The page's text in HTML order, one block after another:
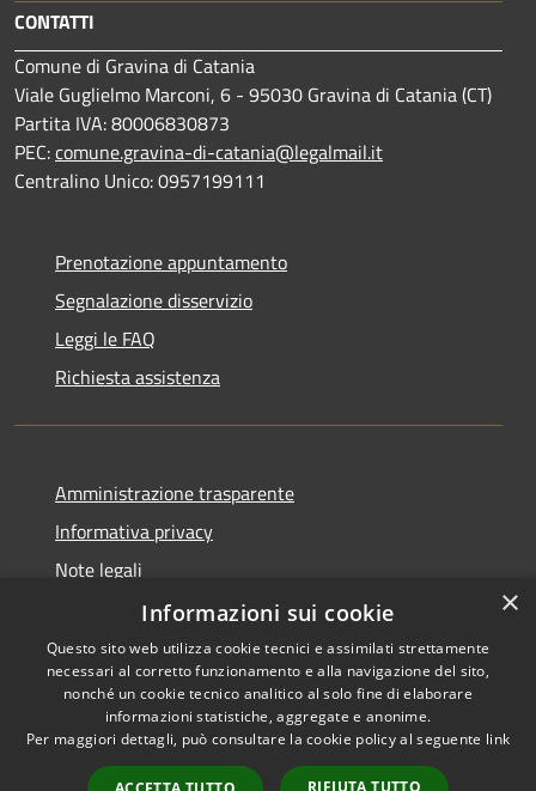
CONTATTI
Comune di Gravina di Catania
Viale Guglielmo Marconi, 6 - 95030 Gravina di Catania (CT)
Partita IVA: 80006830873
PEC:comune.gravina-di-catania@legalmail.it
Centralino Unico: 0957199111
Prenotazione appuntamento
Segnalazione disservizio
Leggi le FAQ
Richiesta assistenza
Amministrazione trasparente
Informativa privacy
Note legali
Dichiarazione di accessibilità
RSS
Accessibilità
Copyright © 2026 • Comune di
Gravina di Catania • Powered
×
Informazioni sui cookie
Questo sito web utilizza cookie tecnici e assimilati strettamente
necessari al corretto funzionamento e alla navigazione del sito,
nonché un cookie tecnico analitico al solo fine di elaborare
informazioni statistiche, aggregate e anonime.
Per maggiori dettagli, può consultare la cookie policy al seguente link
RIFIUTA TUTTO